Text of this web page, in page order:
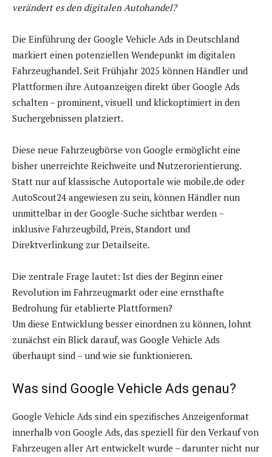
verändert es den digitalen Autohandel?
Die Einführung der Google Vehicle Ads in Deutschland
markiert einen potenziellen Wendepunkt im digitalen
Fahrzeughandel. Seit Frühjahr 2025 können Händler und
Plattformen ihre Autoanzeigen direkt über Google Ads
schalten – prominent, visuell und klickoptimiert in den
Suchergebnissen platziert.
Diese neue Fahrzeugbörse von Google ermöglicht eine
bisher unerreichte Reichweite und Nutzerorientierung.
Statt nur auf klassische Autoportale wie mobile.de oder
AutoScout24 angewiesen zu sein, können Händler nun
unmittelbar in der Google-Suche sichtbar werden –
inklusive Fahrzeugbild, Preis, Standort und
Direktverlinkung zur Detailseite.
Die zentrale Frage lautet: Ist dies der Beginn einer
Revolution im Fahrzeugmarkt oder eine ernsthafte
Bedrohung für etablierte Plattformen?
Um diese Entwicklung besser einordnen zu können, lohnt
zunächst ein Blick darauf, was Google Vehicle Ads
überhaupt sind – und wie sie funktionieren.
Was sind Google Vehicle Ads genau?
Google Vehicle Ads sind ein spezifisches Anzeigenformat
innerhalb von Google Ads, das speziell für den Verkauf von
Fahrzeugen aller Art entwickelt wurde – darunter nicht nur